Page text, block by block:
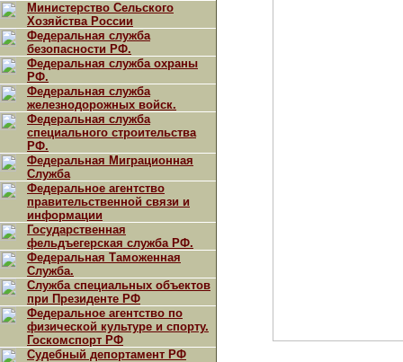
Министерство Сельского
Хозяйства России
Федеральная служба
безопасности РФ.
Федеральная служба охраны
РФ.
Федеральная служба
железнодорожных войск.
Федеральная служба
специального строительства
РФ.
Федеральная Миграционная
Служба
Федеральное агентство
правительственной связи и
информации
Государственная
фельдъегерская служба РФ.
Федеральная Таможенная
Служба.
Служба специальных объектов
при Президенте РФ
Федеральное агентство по
физической культуре и спорту.
Госкомспорт РФ
Судебный депортамент РФ